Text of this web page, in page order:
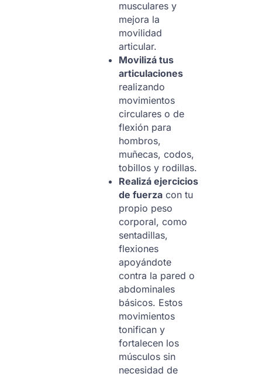
musculares y
mejora la
movilidad
articular.
Movilizá tus
articulaciones
realizando
movimientos
circulares o de
flexión para
hombros,
muñecas, codos,
tobillos y rodillas.
Realizá ejercicios
de fuerza con tu
propio peso
corporal, como
sentadillas,
flexiones
apoyándote
contra la pared o
abdominales
básicos. Estos
movimientos
tonifican y
fortalecen los
músculos sin
necesidad de